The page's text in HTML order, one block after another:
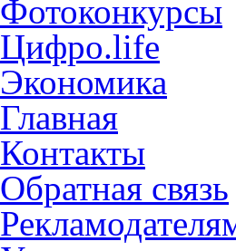
Фотоконкурсы
Цифро.life
Экономика
Главная
Контакты
Обратная связь